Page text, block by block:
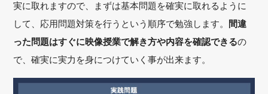
実に取れますので、まずは基本問題を確実に取れるように
して、応用問題対策を行うという順序で勉強します。 間違
った問題はすぐに映像授業で解き方や内容を確認できるの
で、確実に実力を身につけていく事が出来ます。